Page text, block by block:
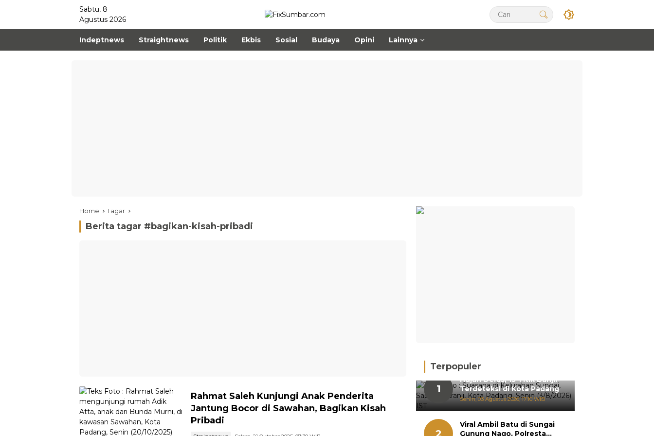
Sabtu, 8
Agustus 2026
Indeptnews Straightnews Politik Ekbis Sosial Budaya Opini Lainnya
Home Tagar
Berita tagar #bagikan-kisah-pribadi
Rahmat Saleh Kunjungi Anak Penderita
Jantung Bocor di Sawahan, Bagikan Kisah
Pribadi
Terpopuler
1
Hujan Deras, 15 Titik Banjir
Terdeteksi di Kota Padang
Senin, 03 Agustus 2026, 17:10 WIB
2
Viral Ambil Batu di Sungai
Gunung Nago, Polresta